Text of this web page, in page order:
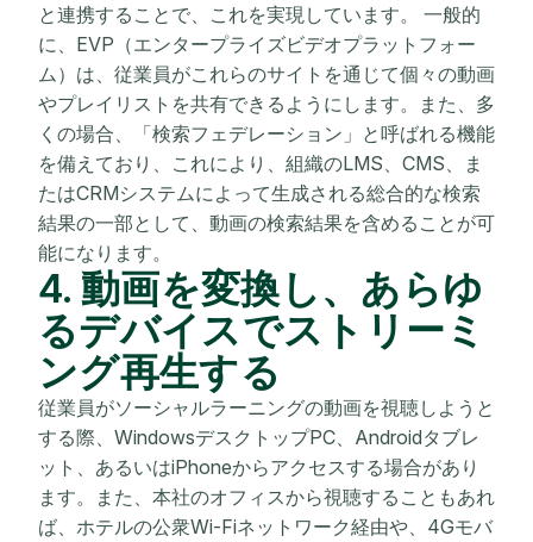
と連携することで、これを実現しています。 一般的
に、EVP（エンタープライズビデオプラットフォー
ム）は、従業員がこれらのサイトを通じて個々の動画
やプレイリストを共有できるようにします。また、多
くの場合、「検索フェデレーション」と呼ばれる機能
を備えており、これにより、組織のLMS、CMS、ま
たはCRMシステムによって生成される総合的な検索
結果の一部として、動画の検索結果を含めることが可
能になります。
4. 動画を変換し、あらゆ
るデバイスでストリーミ
ング再生する
従業員がソーシャルラーニングの動画を視聴しようと
する際、WindowsデスクトップPC、Androidタブレ
ット、あるいはiPhoneからアクセスする場合があり
ます。また、本社のオフィスから視聴することもあれ
ば、ホテルの公衆Wi-Fiネットワーク経由や、4Gモバ